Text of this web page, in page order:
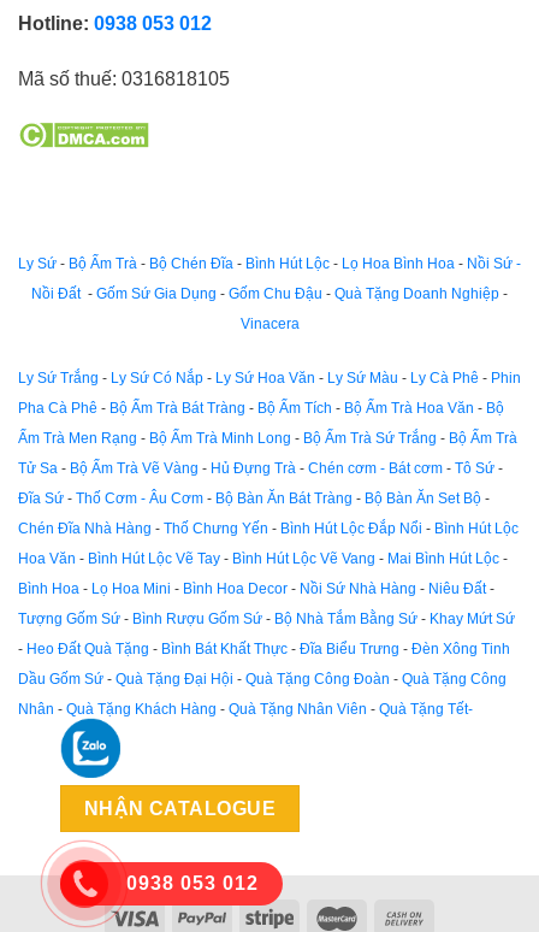
Hotline: 0938 053 012
Mã số thuế: 0316818105
Ly Sứ - Bộ Ấm Trà - Bộ Chén Đĩa - Bình Hút Lộc - Lọ Hoa Bình Hoa - Nồi Sứ -
Nồi Đất - Gốm Sứ Gia Dụng - Gốm Chu Đậu - Quà Tặng Doanh Nghiệp -
Vinacera
Ly Sứ Trắng - Ly Sứ Có Nắp - Ly Sứ Hoa Văn - Ly Sứ Màu - Ly Cà Phê - Phin
Pha Cà Phê - Bộ Ấm Trà Bát Tràng - Bộ Ấm Tích - Bộ Ấm Trà Hoa Văn - Bộ
Ấm Trà Men Rạng - Bộ Ấm Trà Minh Long - Bộ Ấm Trà Sứ Trắng - Bộ Ấm Trà
Tử Sa - Bộ Ấm Trà Vẽ Vàng - Hủ Đựng Trà - Chén cơm - Bát cơm - Tô Sứ -
Đĩa Sứ - Thố Cơm - Âu Cơm - Bộ Bàn Ăn Bát Tràng - Bộ Bàn Ăn Set Bộ -
Chén Đĩa Nhà Hàng - Thố Chưng Yến - Bình Hút Lộc Đắp Nổi - Bình Hút Lộc
Hoa Văn - Bình Hút Lộc Vẽ Tay - Bình Hút Lộc Vẽ Vang - Mai Bình Hút Lộc -
Bình Hoa - Lọ Hoa Mini - Bình Hoa Decor - Nồi Sứ Nhà Hàng - Niêu Đất-
Tượng Gốm Sứ - Bình Rượu Gốm Sứ - Bộ Nhà Tắm Bằng Sứ - Khay Mứt Sứ
- Heo Đất Quà Tặng - Bình Bát Khất Thực - Đĩa Biểu Trưng - Đèn Xông Tinh
Dầu Gốm Sứ - Quà Tặng Đại Hội - Quà Tặng Công Đoàn - Quà Tặng Công
Nhân - Quà Tặng Khách Hàng - Quà Tặng Nhân Viên - Quà Tặng Tết-
0938 053 012
NHẬN CATALOGUE